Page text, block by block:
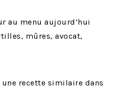
au menu aujourd’hui
mûres, avocat,
recette similaire dans